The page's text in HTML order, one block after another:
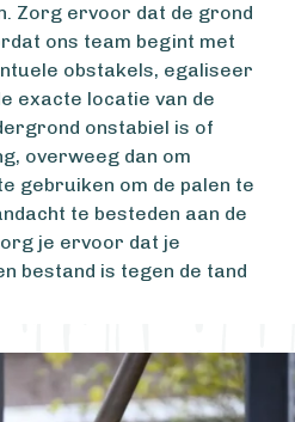
Zorg ervoor dat de grond
ons team begint met
obstakels, egaliseer
exacte locatie van de
onstabiel is of
overweeg dan om
gebruiken om de palen te
te besteden aan de
je ervoor dat je
bestand is tegen de tand